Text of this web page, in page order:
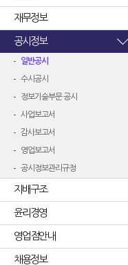
재무정보
공시정보
일반공시
수시공시
정보기술부문 공시
사업보고서
감사보고서
영업보고서
공시정보관리규정
지배구조
윤리경영
영업점안내
채용정보